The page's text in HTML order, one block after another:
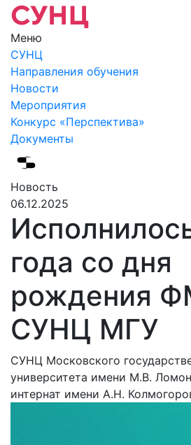
Меню
СУНЦ
Направления обучения
Новости
Мероприятия
Конкурс «Перспектива»
Документы
Новость
06.12.2025
года со дня
рождения
СУНЦ МГУ
СУНЦ Московского
университета имени М.В.
интернат имени А.Н.